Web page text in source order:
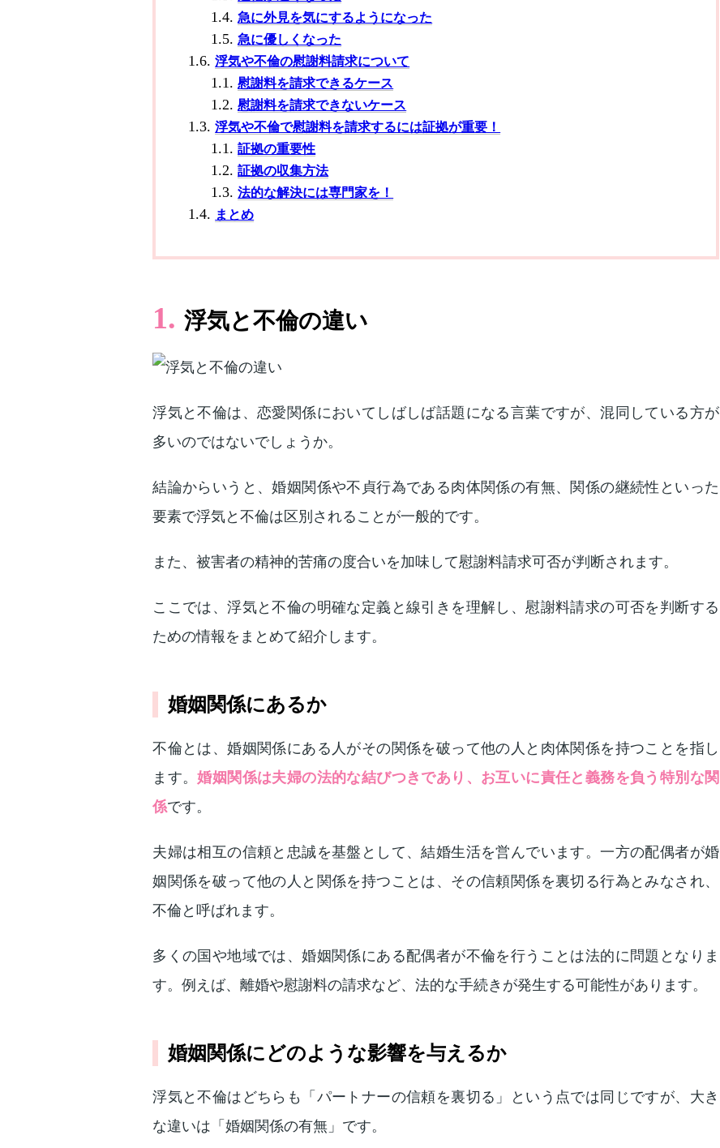
急に外見を気にするようになった
急に優しくなった
浮気や不倫の慰謝料請求について
慰謝料を請求できるケース
慰謝料を請求できないケース
浮気や不倫で慰謝料を請求するには証拠が重要！
証拠の重要性
証拠の収集方法
法的な解決には専門家を！
まとめ
浮気と不倫の違い
浮気と不倫は、恋愛関係においてしばしば話題になる言葉ですが、混同している方が
多いのではないでしょうか。
結論からいうと、婚姻関係や不貞行為である肉体関係の有無、関係の継続性といった
要素で浮気と不倫は区別されることが一般的です。
また、被害者の精神的苦痛の度合いを加味して慰謝料請求可否が判断されます。
ここでは、浮気と不倫の明確な定義と線引きを理解し、慰謝料請求の可否を判断する
ための情報をまとめて紹介します。
婚姻関係にあるか
不倫とは、婚姻関係にある人がその関係を破って他の人と肉体関係を持つことを指し
ます。婚姻関係は夫婦の法的な結びつきであり、お互いに責任と義務を負う特別な関
係です。
夫婦は相互の信頼と忠誠を基盤として、結婚生活を営んでいます。一方の配偶者が婚
姻関係を破って他の人と関係を持つことは、その信頼関係を裏切る行為とみなされ、
不倫と呼ばれます。
多くの国や地域では、婚姻関係にある配偶者が不倫を行うことは法的に問題となりま
す。例えば、離婚や慰謝料の請求など、法的な手続きが発生する可能性があります。
婚姻関係にどのような影響を与えるか
浮気と不倫はどちらも「パートナーの信頼を裏切る」という点では同じですが、大き
な違いは「婚姻関係の有無」です。